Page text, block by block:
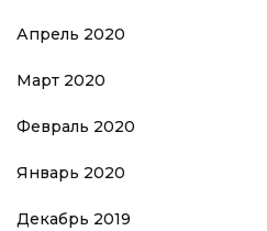
Апрель 2020
Март 2020
Февраль 2020
Январь 2020
Декабрь 2019